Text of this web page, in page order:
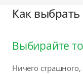
Как выбрать
Выбирайте
Ничего